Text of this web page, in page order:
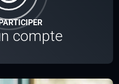
compte